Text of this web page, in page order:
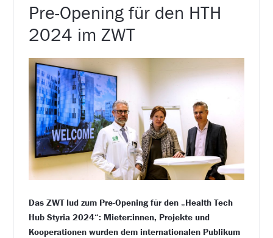
Pre-Opening für den HTH
2024 im ZWT
Das ZWT lud zum Pre-Opening für den „Health Tech
Hub Styria 2024“: Mieter:innen, Projekte und
Kooperationen wurden dem internationalen Publikum